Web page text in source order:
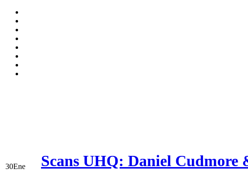
30Ene Scans UHQ: Daniel Cudmore